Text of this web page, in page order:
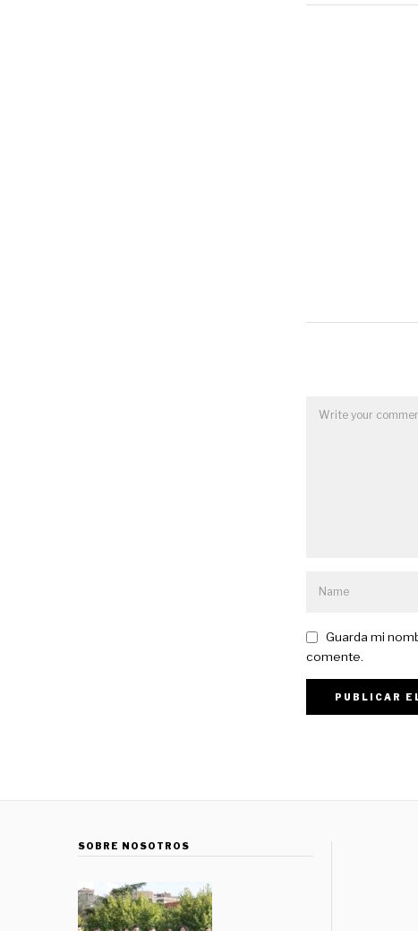
Guarda mi
comente.
SOBRE NOSOTROS